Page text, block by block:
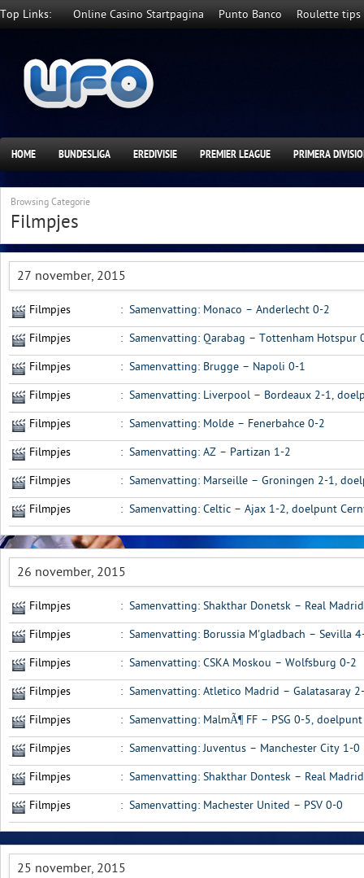
Top Links: Online Casino Startpagina Punto Banco Roulette tips
HOME BUNDESLIGA EREDIVISIE PREMIER LEAGUE PRIMERA
Browsing Categorie
Filmpjes
27 november, 2015
Filmpjes : Samenvatting: Monaco – Anderlecht 0-2
Filmpjes : Samenvatting: Qarabag – Tottenham Hotspur
Filmpjes : Samenvatting: Brugge – Napoli 0-1
Filmpjes : Samenvatting: Liverpool – Bordeaux 2-1,
Filmpjes : Samenvatting: Molde – Fenerbahce 0-2
Filmpjes : Samenvatting: AZ – Partizan 1-2
Filmpjes : Samenvatting: Marseille – Groningen 2-1,
Filmpjes : Samenvatting: Celtic – Ajax 1-2, doelpunt
26 november, 2015
Filmpjes : Samenvatting: Shakthar Donetsk – Real
Filmpjes : Samenvatting: Borussia M'gladbach – Sevilla
Filmpjes : Samenvatting: CSKA Moskou – Wolfsburg 0-2
Filmpjes : Samenvatting: Atletico Madrid – Galatasaray
Filmpjes : Samenvatting: MalmÃ¶ FF – PSG 0-5,
Filmpjes : Samenvatting: Juventus – Manchester City 1-0
Filmpjes : Samenvatting: Shakthar Dontesk – Real
Filmpjes : Samenvatting: Machester United – PSV 0-0
25 november, 2015